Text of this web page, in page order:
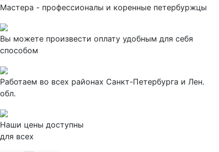
Мастера - профессионалы и коренные петербуржцы
Вы можете произвести оплату удобным для себя
способом
Работаем во всех районах Санкт-Петербурга и Лен.
обл.
Наши цены доступны
для всех